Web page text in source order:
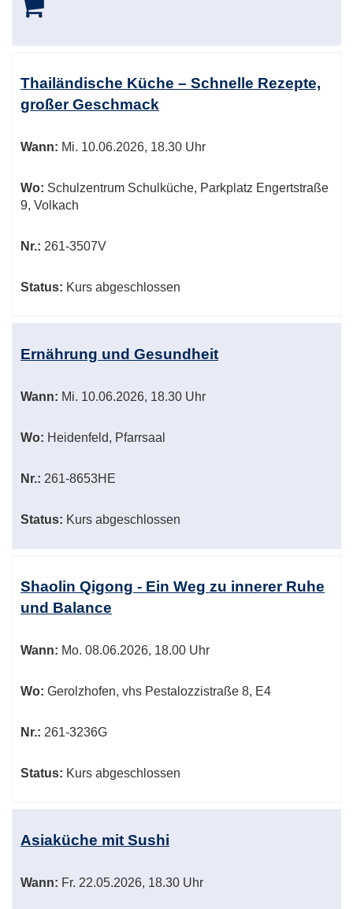
Thailändische Küche – Schnelle Rezepte,
großer Geschmack
Wann: Mi. 10.06.2026, 18.30 Uhr
Wo: Schulzentrum Schulküche, Parkplatz Engertstraße
9, Volkach
Nr.: 261-3507V
Status: Kurs abgeschlossen
Ernährung und Gesundheit
Wann: Mi. 10.06.2026, 18.30 Uhr
Wo: Heidenfeld, Pfarrsaal
Nr.: 261-8653HE
Status: Kurs abgeschlossen
Shaolin Qigong - Ein Weg zu innerer Ruhe
und Balance
Wann: Mo. 08.06.2026, 18.00 Uhr
Wo: Gerolzhofen, vhs Pestalozzistraße 8, E4
Nr.: 261-3236G
Status: Kurs abgeschlossen
Asiaküche mit Sushi
Wann: Fr. 22.05.2026, 18.30 Uhr